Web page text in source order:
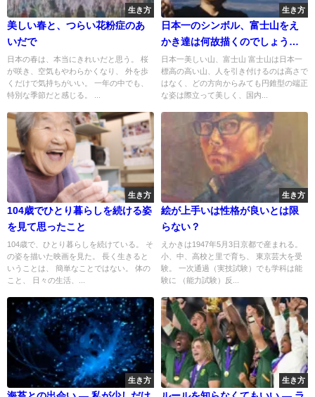
生き方
美しい春と、つらい花粉症のあ
いだで
日本の春は、本当にきれいだと思う。 桜
が咲き、空気もやわらかくなり、 外を歩
くだけで気持ちがいい。 一年の中でも、
特別な季節だと感じる。 ...
生き方
日本一のシンボル、富士山をえ
かき達は何故描くのでしょう
か？
日本一美しい山、富士山 富士山は日本一
標高の高い山、人を引き付けるのは高さで
はなく、どの方向からみても円錐型の端正
な姿は際立って美しく、国内...
生き方
104歳でひとり暮らしを続ける姿
を見て思ったこと
104歳で、ひとり暮らしを続けている。 そ
の姿を描いた映画を見た。 長く生きると
いうことは、 簡単なことではない。 体の
こと、 日々の生活、...
生き方
絵が上手いは性格が良いとは限
らない？
えかきは1947年5月3日京都で産まれる。
小、中、高校と里で育ち、 東京芸大を受
験。 一次通過（実技試験）でも学科は能
験に （能力試験）反...
生き方 生き方